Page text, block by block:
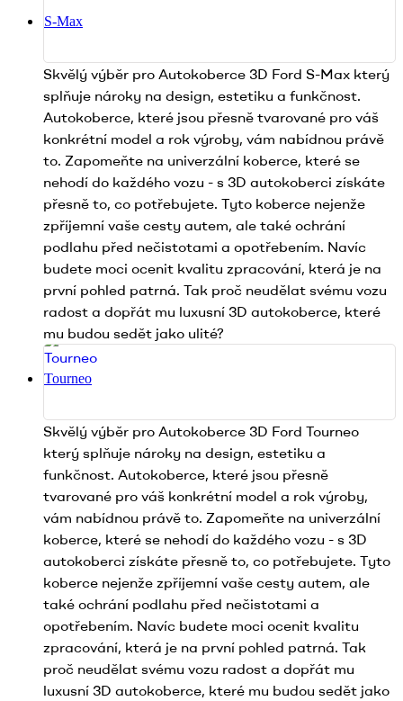
S-Max
Skvělý výběr pro Autokoberce 3D Ford S-Max který
splňuje nároky na design, estetiku a funkčnost.
Autokoberce, které jsou přesně tvarované pro váš
konkrétní model a rok výroby, vám nabídnou právě
to. Zapomeňte na univerzální koberce, které se
nehodí do každého vozu - s 3D autokoberci získáte
přesně to, co potřebujete. Tyto koberce nejenže
zpříjemní vaše cesty autem, ale také ochrání
podlahu před nečistotami a opotřebením. Navíc
budete moci ocenit kvalitu zpracování, která je na
první pohled patrná. Tak proč neudělat svému vozu
radost a dopřát mu luxusní 3D autokoberce, které
mu budou sedět jako ulité?
Tourneo
Skvělý výběr pro Autokoberce 3D Ford Tourneo
který splňuje nároky na design, estetiku a
funkčnost. Autokoberce, které jsou přesně
tvarované pro váš konkrétní model a rok výroby,
vám nabídnou právě to. Zapomeňte na univerzální
koberce, které se nehodí do každého vozu - s 3D
autokoberci získáte přesně to, co potřebujete. Tyto
koberce nejenže zpříjemní vaše cesty autem, ale
také ochrání podlahu před nečistotami a
opotřebením. Navíc budete moci ocenit kvalitu
zpracování, která je na první pohled patrná. Tak
proč neudělat svému vozu radost a dopřát mu
luxusní 3D autokoberce, které mu budou sedět jako